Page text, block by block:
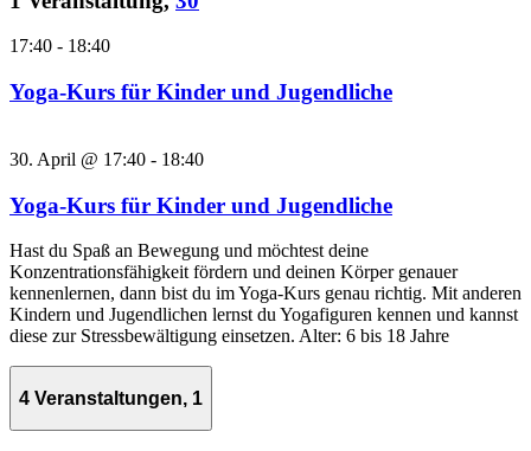
17:40 - 18:40
Yoga-Kurs für Kinder und Jugendliche
30. April @ 17:40 - 18:40
Yoga-Kurs für Kinder und Jugendliche
Hast du Spaß an Bewegung und möchtest deine
Konzentrationsfähigkeit fördern und deinen Körper genauer
kennenlernen, dann bist du im Yoga-Kurs genau richtig. Mit anderen
Kindern und Jugendlichen lernst du Yogafiguren kennen und kannst
diese zur Stressbewältigung einsetzen. Alter: 6 bis 18 Jahre
4 Veranstaltungen, 1